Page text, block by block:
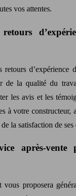
vos attentes.
d’expérience
de la qualité du
les avis et les
à votre
la satisfaction de ses
après-vente
proposera